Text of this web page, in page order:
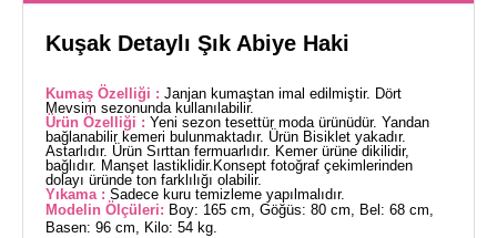
Kuşak Detaylı Şık Abiye Haki
Kumaş Özelliği : Janjan kumaştan imal edilmiştir. Dört
Mevsim sezonunda kullanılabilir.
Ürün Özelliği : Yeni sezon tesettür moda ürünüdür. Yandan
bağlanabilir kemeri bulunmaktadır. Ürün Bisiklet yakadır.
Astarlıdır. Ürün Sırttan fermuarlıdır. Kemer ürüne dikilidir,
bağlıdır. Manşet lastiklidir.Konsept fotoğraf çekimlerinden
dolayı üründe ton farklılığı olabilir.
Yıkama : Sadece kuru temizleme yapılmalıdır.
Modelin Ölçüleri: Boy: 165 cm, Göğüs: 80 cm, Bel: 68 cm,
Basen: 96 cm, Kilo: 54 kg.